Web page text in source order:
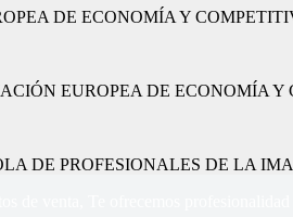
DE ECONOMÍA Y
EUROPEA DE ECONOMÍA
DE PROFESIONALES DE LA